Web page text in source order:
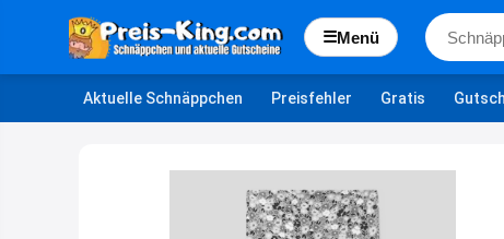
☰Menü
Aktuelle Schnäppchen Preisfehler Gratis